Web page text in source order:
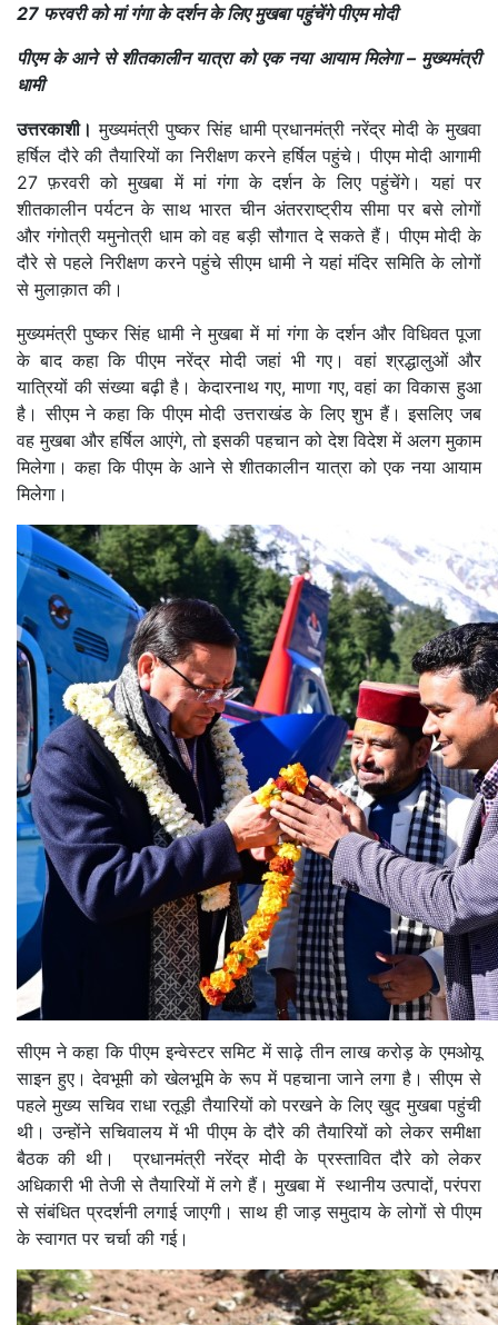
27 फरवरी को मां गंगा के दर्शन के लिए मुखबा पहुंचेंगे पीएम मोदी
पीएम के आने से शीतकालीन यात्रा को एक नया आयाम मिलेगा – मुख्यमंत्री
धामी
उत्तरकाशी। मुख्यमंत्री पुष्कर सिंह धामी प्रधानमंत्री नरेंद्र मोदी के मुखवा
हर्षिल दौरे की तैयारियों का निरीक्षण करने हर्षिल पहुंचे। पीएम मोदी आगामी
27 फ़रवरी को मुखबा में मां गंगा के दर्शन के लिए पहुंचेंगे। यहां पर
शीतकालीन पर्यटन के साथ भारत चीन अंतरराष्ट्रीय सीमा पर बसे लोगों
और गंगोत्री यमुनोत्री धाम को वह बड़ी सौगात दे सकते हैं। पीएम मोदी के
दौरे से पहले निरीक्षण करने पहुंचे सीएम धामी ने यहां मंदिर समिति के लोगों
से मुलाक़ात की।
मुख्यमंत्री पुष्कर सिंह धामी ने मुखबा में मां गंगा के दर्शन और विधिवत पूजा
के बाद कहा कि पीएम नरेंद्र मोदी जहां भी गए। वहां श्रद्धालुओं और
यात्रियों की संख्या बढ़ी है। केदारनाथ गए, माणा गए, वहां का विकास हुआ
है। सीएम ने कहा कि पीएम मोदी उत्तराखंड के लिए शुभ हैं। इसलिए जब
वह मुखबा और हर्षिल आएंगे, तो इसकी पहचान को देश विदेश में अलग मुकाम
मिलेगा। कहा कि पीएम के आने से शीतकालीन यात्रा को एक नया आयाम
मिलेगा।
सीएम ने कहा कि पीएम इन्वेस्टर समिट में साढ़े तीन लाख करोड़ के एमओयू
साइन हुए। देवभूमी को खेलभूमि के रूप में पहचाना जाने लगा है। सीएम से
पहले मुख्य सचिव राधा रतूड़ी तैयारियों को परखने के लिए खुद मुखबा पहुंची
थी। उन्होंने सचिवालय में भी पीएम के दौरे की तैयारियों को लेकर समीक्षा
बैठक की थी। प्रधानमंत्री नरेंद्र मोदी के प्रस्तावित दौरे को लेकर
अधिकारी भी तेजी से तैयारियों में लगे हैं। मुखबा में स्थानीय उत्पादों, परंपरा
से संबंधित प्रदर्शनी लगाई जाएगी। साथ ही जाड़ समुदाय के लोगों से पीएम
के स्वागत पर चर्चा की गई।